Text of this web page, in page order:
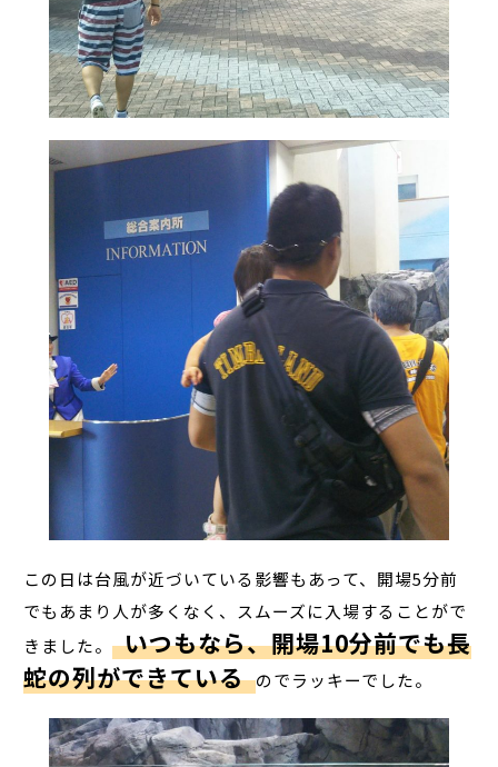
この日は台風が近づいている影響もあって、開場5分前
でもあまり人が多くなく、スムーズに入場することがで
きました。 いつもなら、開場10分前でも長
蛇の列ができている のでラッキーでした。